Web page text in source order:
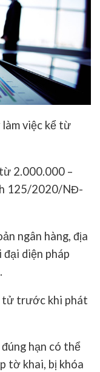
việc kể từ
2.000.000 –
125/2020/NĐ-
ngân hàng, địa
diện pháp
tử trước khi phát
hạn có thể
tờ khai, bị khóa